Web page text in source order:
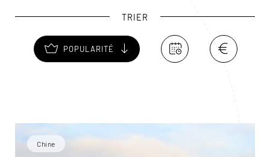
TRIER
POPULARITÉ
Chine